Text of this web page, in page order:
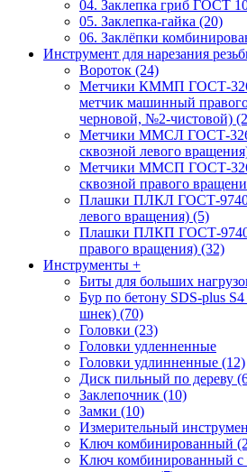
04. Заклепка гриб ГОСТ
05. Заклепка-гайка (20)
06. Заклёпки
Инструмент для нарезания
Вороток (24)
Метчики КММП ГОСТ-
метчик машинный
черновой, №2-чистовой)
Метчики ММСЛ ГОСТ-
сквозной левого
Метчики ММСП ГОСТ-
сквозной правого
Плашки ПЛКЛ ГОСТ-9740
левого вращения) (5)
Плашки ПЛКП ГОСТ-9740
правого вращения) (32)
Инструменты +
Биты для больших
Бур по бетону SDS-plus
шнек) (70)
Головки (23)
Головки удленненные
Головки удлинненные (12)
Диск пильный по дереву
Заклепочник (10)
Замки (10)
Измерительный
Ключ комбинированный
Ключ комбинированный с